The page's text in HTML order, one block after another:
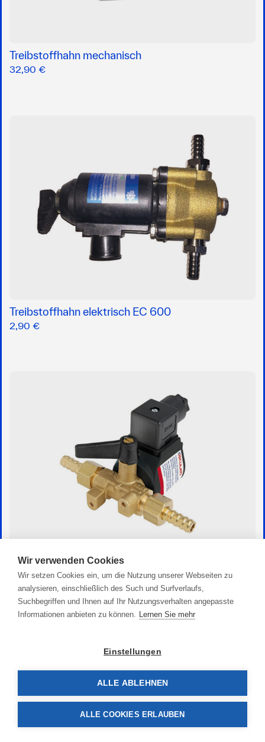
Treibstoffhahn mechanisch
32,90 €
Treibstoffhahn elektrisch EC 600
2,90 €
Treibstoffhahn elektrisch EN
Wir verwenden Cookies
Wir setzen Cookies ein, um die Nutzung unserer Webseiten zu
analysieren, einschließlich des Such und Surfverlaufs,
Suchbegriffen und Ihnen auf Ihr Nutzungsverhalten angepasste
Informationen anbieten zu können. Lernen Sie mehr
Einstellungen
ALLE ABLEHNEN
ALLE COOKIES ERLAUBEN